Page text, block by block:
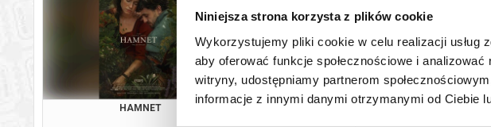
Niniejsza strona korzysta z plików cookie
Wykorzystujemy pliki cookie w celu realizacji usług
aby oferować funkcje społecznościowe i
witryny, udostępniamy partnerom
informacje z innymi danymi otrzymanymi od Ciebie
HAMNET ODYSEJA